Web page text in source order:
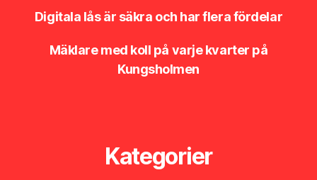
Digitala lås är säkra och har flera fördelar
Mäklare med koll på varje kvarter på
Kungsholmen
Kategorier